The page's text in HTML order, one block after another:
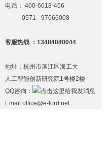
电话： 400-6018-456
0571 - 97666008
客服热线 ：13484040044
地址：杭州市滨江区浙工大
人工智能创新研究院1号楼2楼
QQ咨询：
Email:office@e-lord.net